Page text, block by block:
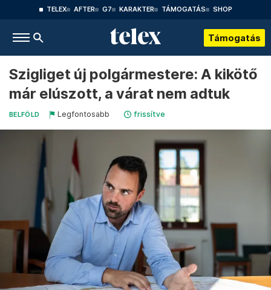
TELEX AFTER G7 KARAKTER TÁMOGATÁS SHOP
Támogatás
Szigliget új polgármestere: A kikötő
már elúszott, a várat nem adtuk
BELFÖLD Legfontosabb frissítve